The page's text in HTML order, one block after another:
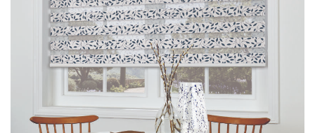
Vision Classica Primrose